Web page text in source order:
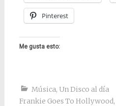
Pinterest
Me gusta esto:
Música, Un Disco al día
Frankie Goes To Hollywood,